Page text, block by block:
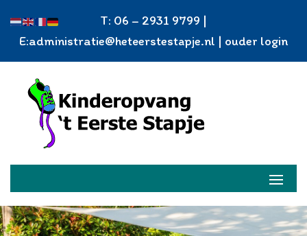
T: 06 – 2931 9799 |
E:administratie@heteerstestapje.nl | ouder login
inschrijven